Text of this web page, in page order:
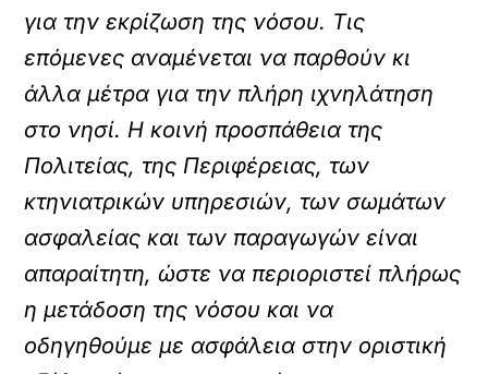
για την εκρίζωση της νόσου. Τις
επόμενες αναμένεται να παρθούν κι
άλλα μέτρα για την πλήρη ιχνηλάτηση
στο νησί. Η κοινή προσπάθεια της
Πολιτείας, της Περιφέρειας, των
κτηνιατρικών υπηρεσιών, των σωμάτων
ασφαλείας και των παραγωγών είναι
απαραίτητη, ώστε να περιοριστεί πλήρως
η μετάδοση της νόσου και να
οδηγηθούμε με ασφάλεια στην οριστική